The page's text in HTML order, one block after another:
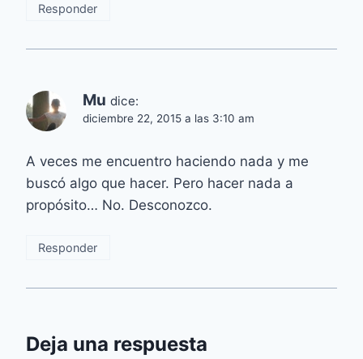
Responder
Mu dice:
diciembre 22, 2015 a las 3:10 am
A veces me encuentro haciendo nada y me
buscó algo que hacer. Pero hacer nada a
propósito… No. Desconozco.
Responder
Deja una respuesta